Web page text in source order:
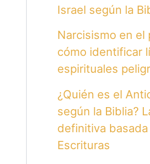
Israel según la
Narcisismo en el
cómo identificar
espirituales
¿Quién es el
según la Biblia?
definitiva basada
Escrituras